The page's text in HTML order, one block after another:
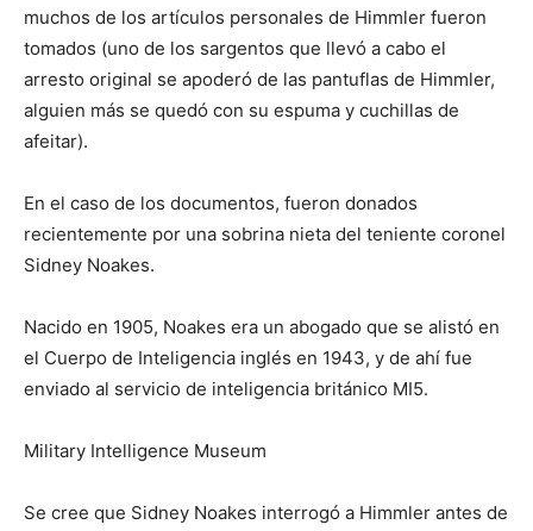
muchos de los artículos personales de Himmler fueron
tomados (uno de los sargentos que llevó a cabo el
arresto original se apoderó de las pantuflas de Himmler,
alguien más se quedó con su espuma y cuchillas de
afeitar).
En el caso de los documentos, fueron donados
recientemente por una sobrina nieta del teniente coronel
Sidney Noakes.
Nacido en 1905, Noakes era un abogado que se alistó en
el Cuerpo de Inteligencia inglés en 1943, y de ahí fue
enviado al servicio de inteligencia británico MI5.
Military Intelligence Museum
Se cree que Sidney Noakes interrogó a Himmler antes de